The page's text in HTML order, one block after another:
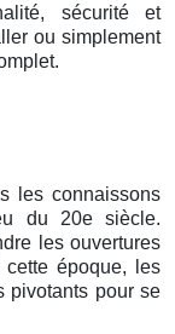
sécurité et
ou simplement
les connaissons
du 20e siècle.
les ouvertures
époque, les
pivotants pour se